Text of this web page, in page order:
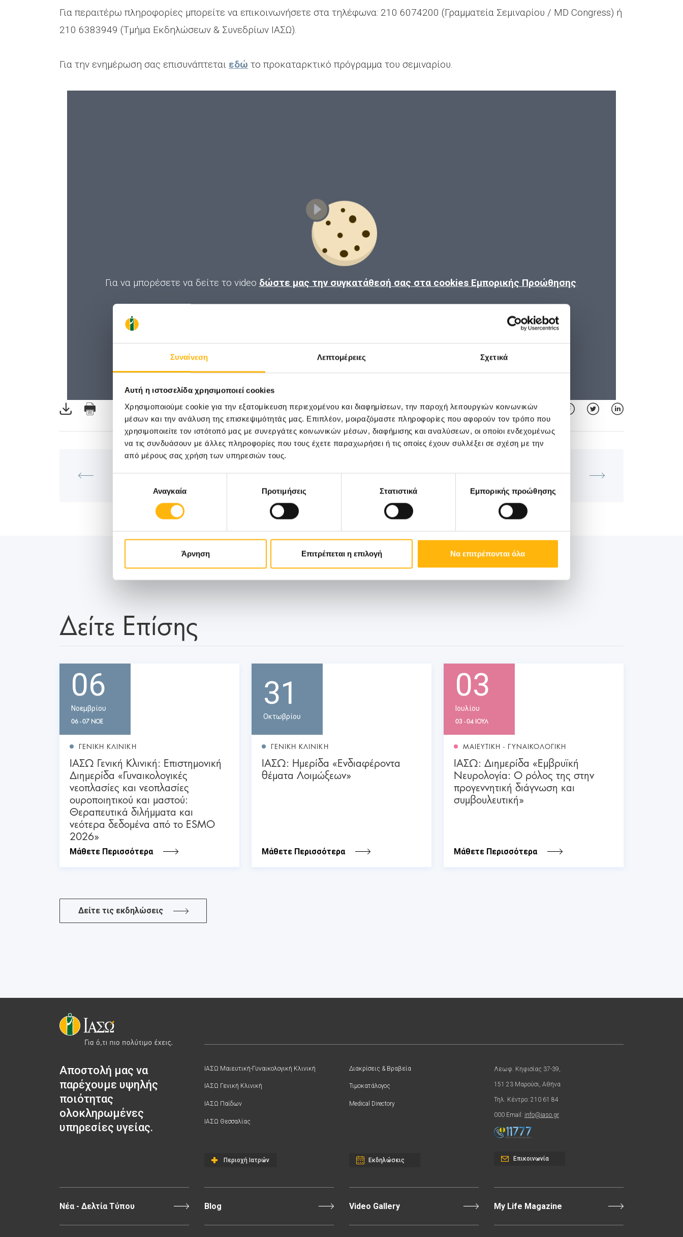
Συναίνεση Λεπτομέρειες Σχετικά
Αυτή η ιστοσελίδα χρησιμοποιεί cookies
Χρησιμοποιούμε cookie για την εξατομίκευση περιεχομένου και διαφημίσεων, την παροχή λειτουργιών κοινωνικών
μέσων και την ανάλυση της επισκεψιμότητάς μας. Επιπλέον, μοιραζόμαστε πληροφορίες που αφορούν τον τρόπο που
χρησιμοποιείτε τον ιστότοπό μας με συνεργάτες κοινωνικών μέσων, διαφήμισης και αναλύσεων, οι οποίοι ενδεχομένως
να τις συνδυάσουν με άλλες πληροφορίες που τους έχετε παραχωρήσει ή τις οποίες έχουν συλλέξει σε σχέση με την
από μέρους σας χρήση των υπηρεσιών τους.
συγκατάθεσηςΑναγκαία Προτιμήσεις Στατιστικά Εμπορικής προώθησης
Άρνηση Επιτρέπεται η επιλογή Να επιτρέπονται όλα
Για περαιτέρω πληροφορίες μπορείτε να επικοινωνήσετε στα τηλέφωνα: 210 6074200 (Γραμματεία Σεμιναρίου / MD Congress) ή
210 6383949 (Τμήμα Εκδηλώσεων & Συνεδρίων ΙΑΣΩ).
Για την ενημέρωση σας επισυνάπτεται εδώ το προκαταρκτικό πρόγραμμα του σεμιναρίου.
Για να μπορέσετε να δείτε το video δώστε μας την συγκατάθεσή σας στα cookies Εμπορικής Προώθησης.
Επιστημονική Συνάντηση της Μονάδας IVF
Institute of Life ΙΑΣΩ 30/01/2018
Επιστημονική Ομιλία με θέμα «Βυζάντιο:
Σταθμός της Ελληνικής Ιστορίας»
Δείτε Επίσης
06
Νοεμβρίου
06 - 07 ΝΟΕ
ΓΕΝΙΚΗ ΚΛΙΝΙΚΗ
ΙΑΣΩ Γενική Κλινική: Επιστημονική
Διημερίδα «Γυναικολογικές
νεοπλασίες και νεοπλασίες
ουροποιητικού και μαστού:
Θεραπευτικά διλήμματα και
νεότερα δεδομένα από το ESMO
2026»
Μάθετε Περισσότερα
31
Οκτωβρίου
ΓΕΝΙΚΗ ΚΛΙΝΙΚΗ
ΙΑΣΩ: Ημερίδα «Ενδιαφέροντα
θέματα Λοιμώξεων»
Μάθετε Περισσότερα
03
Ιουλίου
03 - 04 ΙΟΥΛ
ΜΑΙΕΥΤΙΚΗ - ΓΥΝΑΙΚΟΛΟΓΙΚΗ
ΙΑΣΩ: Διημερίδα «Εμβρυϊκή
Νευρολογία: Ο ρόλος της στην
προγεννητική διάγνωση και
συμβουλευτική»
Μάθετε Περισσότερα
Δείτε τις εκδηλώσεις
Αποστολή μας να
παρέχουμε υψηλής
ποιότητας
ολοκληρωμένες
υπηρεσίες υγείας.
ΙΑΣΩ Μαιευτική-Γυναικολογική Κλινική
ΙΑΣΩ Γενική Κλινική
ΙΑΣΩ Παίδων
ΙΑΣΩ Θεσσαλίας
Περιοχή Ιατρών
Διακρίσεις & Βραβεία
Τιμοκατάλογος
Medical Directory
Εκδηλώσεις
Λεωφ. Κηφισίας 37-39,
151 23 Μαρούσι, Αθήνα
Τηλ. Κέντρο: 210 61 84
000 Email: info@iaso.gr
Επικοινωνία
Νέα - Δελτία Τύπου Blog Video Gallery My Life Magazine